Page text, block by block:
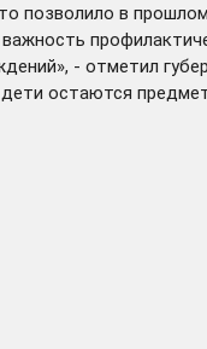
в
- отметил
остаются